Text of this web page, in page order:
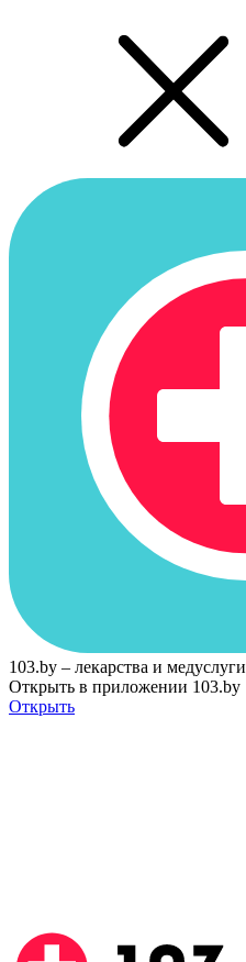
103.by – лекарства и медуслуги
Открыть в приложении 103.by
Открыть